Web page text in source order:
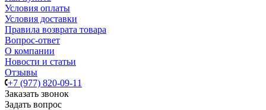
Условия оплаты
Условия доставки
Правила возврата товара
Вопрос-ответ
О компании
Новости и статьи
Отзывы
+7 (977) 820-09-11
Заказать звонок
Задать вопрос